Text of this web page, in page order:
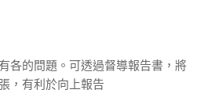
各的問題。可透過督導報告書，將
，有利於向上報告